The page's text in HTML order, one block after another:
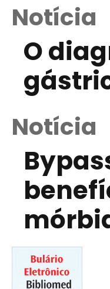
Notícia
O
Notícia